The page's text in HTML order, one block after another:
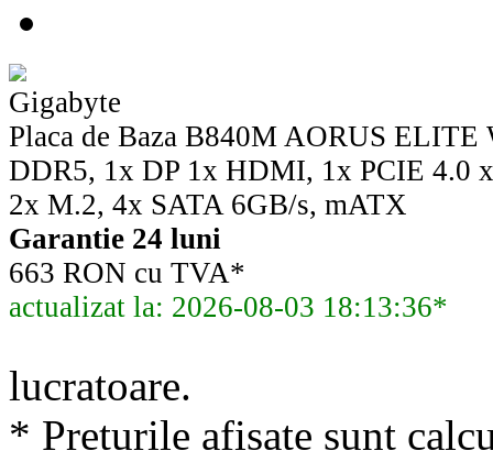
Gigabyte
Placa de Baza B840M AORUS
DDR5, 1x DP 1x HDMI, 1x PCIE 4.0
2x M.2, 4x SATA 6GB/s, mATX
Garantie 24 luni
663 RON cu TVA*
actualizat la: 2026-08-03 18:13:36*
lucratoare.
* Preturile afisate sunt